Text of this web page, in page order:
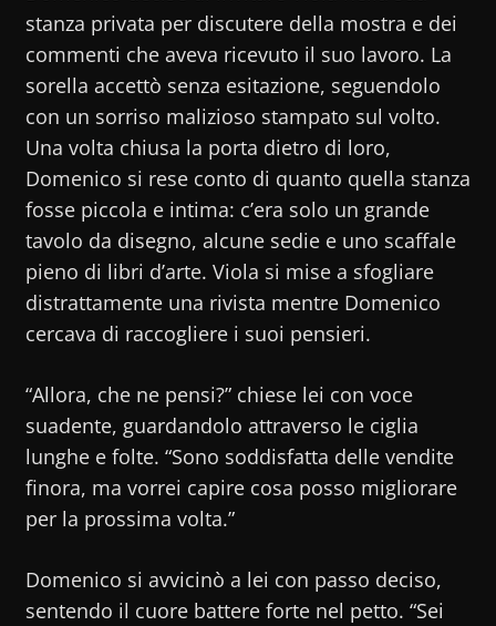
stanza privata per discutere della mostra e dei
commenti che aveva ricevuto il suo lavoro. La
sorella accettò senza esitazione, seguendolo
con un sorriso malizioso stampato sul volto.
Una volta chiusa la porta dietro di loro,
Domenico si rese conto di quanto quella stanza
fosse piccola e intima: c’era solo un grande
tavolo da disegno, alcune sedie e uno scaffale
pieno di libri d’arte. Viola si mise a sfogliare
distrattamente una rivista mentre Domenico
cercava di raccogliere i suoi pensieri.
“Allora, che ne pensi?” chiese lei con voce
suadente, guardandolo attraverso le ciglia
lunghe e folte. “Sono soddisfatta delle vendite
finora, ma vorrei capire cosa posso migliorare
per la prossima volta.”
Domenico si avvicinò a lei con passo deciso,
sentendo il cuore battere forte nel petto. “Sei